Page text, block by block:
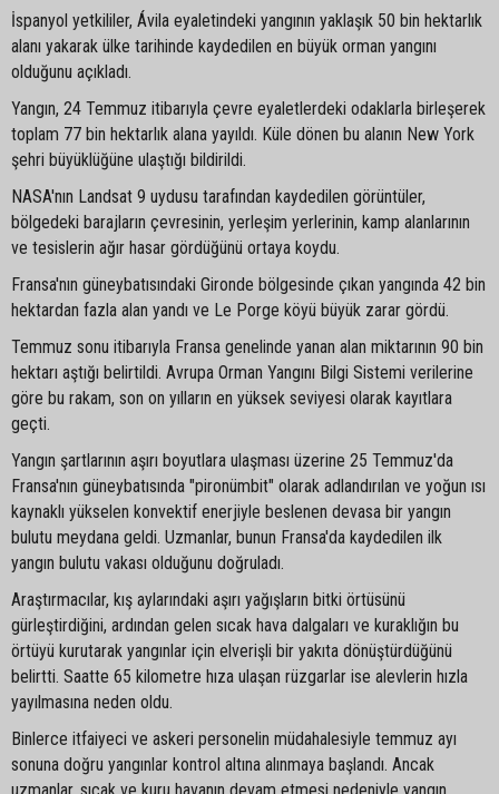
İspanyol yetkililer, Ávila eyaletindeki yangının yaklaşık 50 bin hektarlık
alanı yakarak ülke tarihinde kaydedilen en büyük orman yangını
olduğunu açıkladı.
Yangın, 24 Temmuz itibarıyla çevre eyaletlerdeki odaklarla birleşerek
toplam 77 bin hektarlık alana yayıldı. Küle dönen bu alanın New York
şehri büyüklüğüne ulaştığı bildirildi.
NASA'nın Landsat 9 uydusu tarafından kaydedilen görüntüler,
bölgedeki barajların çevresinin, yerleşim yerlerinin, kamp alanlarının
ve tesislerin ağır hasar gördüğünü ortaya koydu.
Fransa'nın güneybatısındaki Gironde bölgesinde çıkan yangında 42 bin
hektardan fazla alan yandı ve Le Porge köyü büyük zarar gördü.
Temmuz sonu itibarıyla Fransa genelinde yanan alan miktarının 90 bin
hektarı aştığı belirtildi. Avrupa Orman Yangını Bilgi Sistemi verilerine
göre bu rakam, son on yılların en yüksek seviyesi olarak kayıtlara
geçti.
Yangın şartlarının aşırı boyutlara ulaşması üzerine 25 Temmuz'da
Fransa'nın güneybatısında "pironümbit" olarak adlandırılan ve yoğun ısı
kaynaklı yükselen konvektif enerjiyle beslenen devasa bir yangın
bulutu meydana geldi. Uzmanlar, bunun Fransa'da kaydedilen ilk
yangın bulutu vakası olduğunu doğruladı.
Araştırmacılar, kış aylarındaki aşırı yağışların bitki örtüsünü
gürleştirdiğini, ardından gelen sıcak hava dalgaları ve kuraklığın bu
örtüyü kurutarak yangınlar için elverişli bir yakıta dönüştürdüğünü
belirtti. Saatte 65 kilometre hıza ulaşan rüzgarlar ise alevlerin hızla
yayılmasına neden oldu.
Binlerce itfaiyeci ve askeri personelin müdahalesiyle temmuz ayı
sonuna doğru yangınlar kontrol altına alınmaya başlandı. Ancak